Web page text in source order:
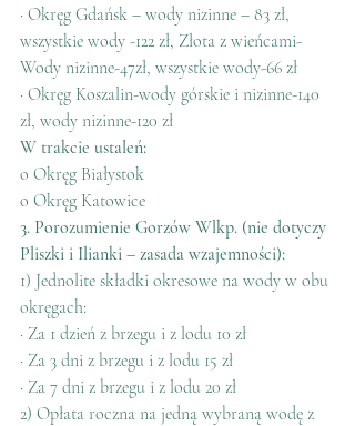
· Okręg Gdańsk – wody nizinne – 83 zł,
wszystkie wody -122 zł, Złota z wieńcami-
Wody nizinne-47zł, wszystkie wody-66 zł
· Okręg Koszalin-wody górskie i nizinne-140
zł, wody nizinne-120 zł
W trakcie ustaleń:
o Okręg Białystok
o Okręg Katowice
3. Porozumienie Gorzów Wlkp. (nie dotyczy
Pliszki i Ilianki – zasada wzajemności):
1) Jednolite składki okresowe na wody w obu
okręgach:
· Za 1 dzień z brzegu i z lodu 10 zł
· Za 3 dni z brzegu i z lodu 15 zł
· Za 7 dni z brzegu i z lodu 20 zł
2) Opłata roczna na jedną wybraną wodę z